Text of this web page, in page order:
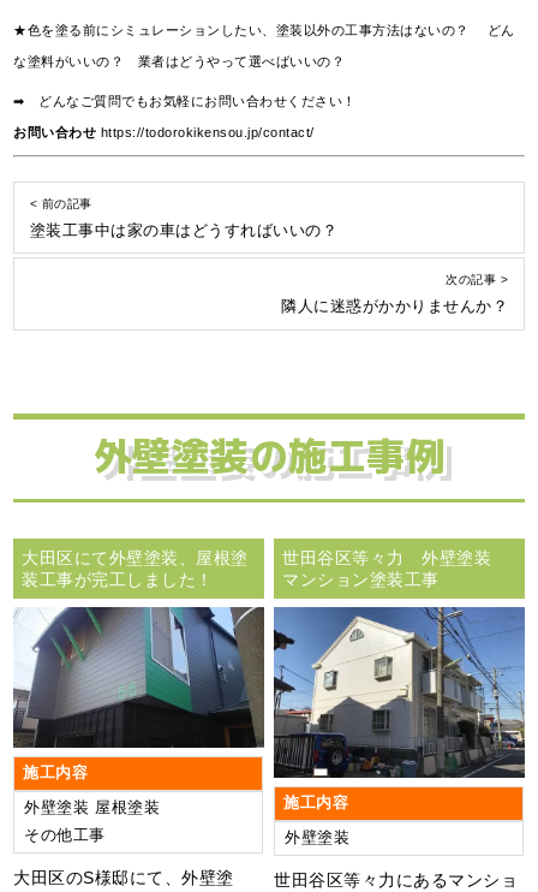
★色を塗る前にシミュレーションしたい、塗装以外の工事方法はないの？ どん
な塗料がいいの？ 業者はどうやって選べばいいの？
➡ どんなご質問でもお気軽にお問い合わせください！
お問い合わせ https://todorokikensou.jp/contact/
< 前の記事
塗装工事中は家の車はどうすればいいの？
次の記事 >
隣人に迷惑がかかりませんか？
外壁塗装の施工事例
大田区にて外壁塗装、屋根塗
装工事が完工しました！
施工内容
外壁塗装 屋根塗装
その他工事
大田区のS様邸にて、外壁塗
世田谷区等々力 外壁塗装
マンション塗装工事
施工内容
外壁塗装
世田谷区等々力にあるマンショ